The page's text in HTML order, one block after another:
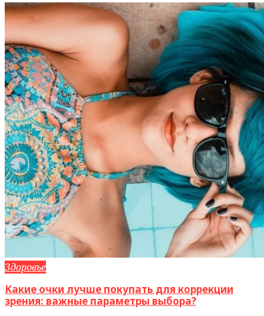
Здоровье
Какие очки лучше покупать для коррекции
зрения: важные параметры выбора?